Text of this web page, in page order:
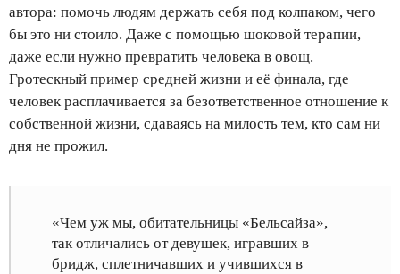
автора: помочь людям держать себя под колпаком, чего
бы это ни стоило. Даже с помощью шоковой терапии,
даже если нужно превратить человека в овощ.
Гротескный пример средней жизни и её финала, где
человек расплачивается за безответственное отношение к
собственной жизни, сдаваясь на милость тем, кто сам ни
дня не прожил.
«Чем уж мы, обитательницы «Бельсайза»,
так отличались от девушек, игравших в
бридж, сплетничавших и учившихся в